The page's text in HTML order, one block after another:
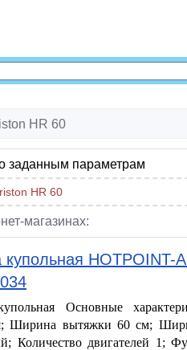
HR 60
заданным параметрам
HR 60
магазинах:
купольная HOTPOINT-
Основные
Ширина вытяжки 60 см;
Количество двигателей 1;